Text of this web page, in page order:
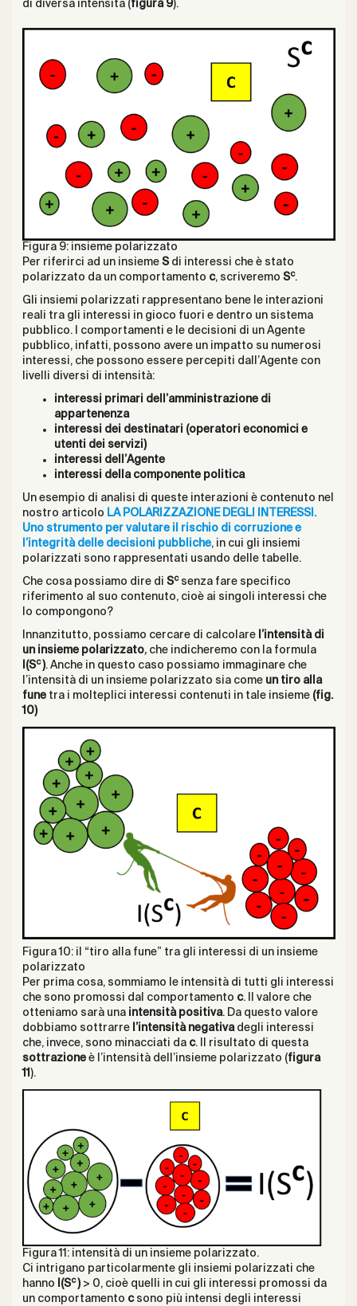
di diversa intensità (figura 9).
Figura 9: insieme polarizzato
Per riferirci ad un insieme Sdi interessi che è stato
polarizzato da un comportamento c, scriveremo Sc.
Gli insiemi polarizzati rappresentano bene le interazioni
reali tra gli interessi in gioco fuori e dentro un sistema
pubblico. I comportamenti e le decisioni di un Agente
pubblico, infatti, possono avere un impatto su numerosi
interessi, che possono essere percepiti dall’Agente con
livelli diversi di intensità:
interessi primari dell’amministrazione di
appartenenza
interessi dei destinatari (operatori economici e
utenti dei servizi)
interessi dell’Agente
interessi della componente politica
Un esempio di analisi di queste interazioni è contenuto nel
nostro articolo LA POLARIZZAZIONE DEGLI INTERESSI.
Uno strumento per valutare il rischio di corruzione e
l’integrità delle decisioni pubbliche, in cui gli insiemi
polarizzati sono rappresentati usando delle tabelle.
Che cosa possiamo dire di Scsenza fare specifico
riferimento al suo contenuto, cioè ai singoli interessi che
lo compongono?
Innanzitutto, possiamo cercare di calcolare l’intensità di
un insieme polarizzato, che indicheremo con la formula
I(Sc ). Anche in questo caso possiamo immaginare che
l’intensità di un insieme polarizzato sia come un tiro alla
funetra i molteplici interessi contenuti in tale insieme (fig.
10)
Figura 10: il “tiro alla fune” tra gli interessi di un insieme
polarizzato
Per prima cosa, sommiamo le intensità di tutti gli interessi
che sono promossi dal comportamento c. Il valore che
otteniamo sarà una intensità positiva. Da questo valore
dobbiamo sottrarre l’intensità negativa degli interessi
che, invece, sono minacciati da c. Il risultato di questa
sottrazioneè l’intensità dell’insieme polarizzato (figura
11 ).
Figura 11: intensità di un insieme polarizzato.
Ci intrigano particolarmente gli insiemi polarizzati che
hanno
I(Sc )> 0, cioè quelli in cui gli interessi promossi da
un comportamento csono più intensi degli interessi